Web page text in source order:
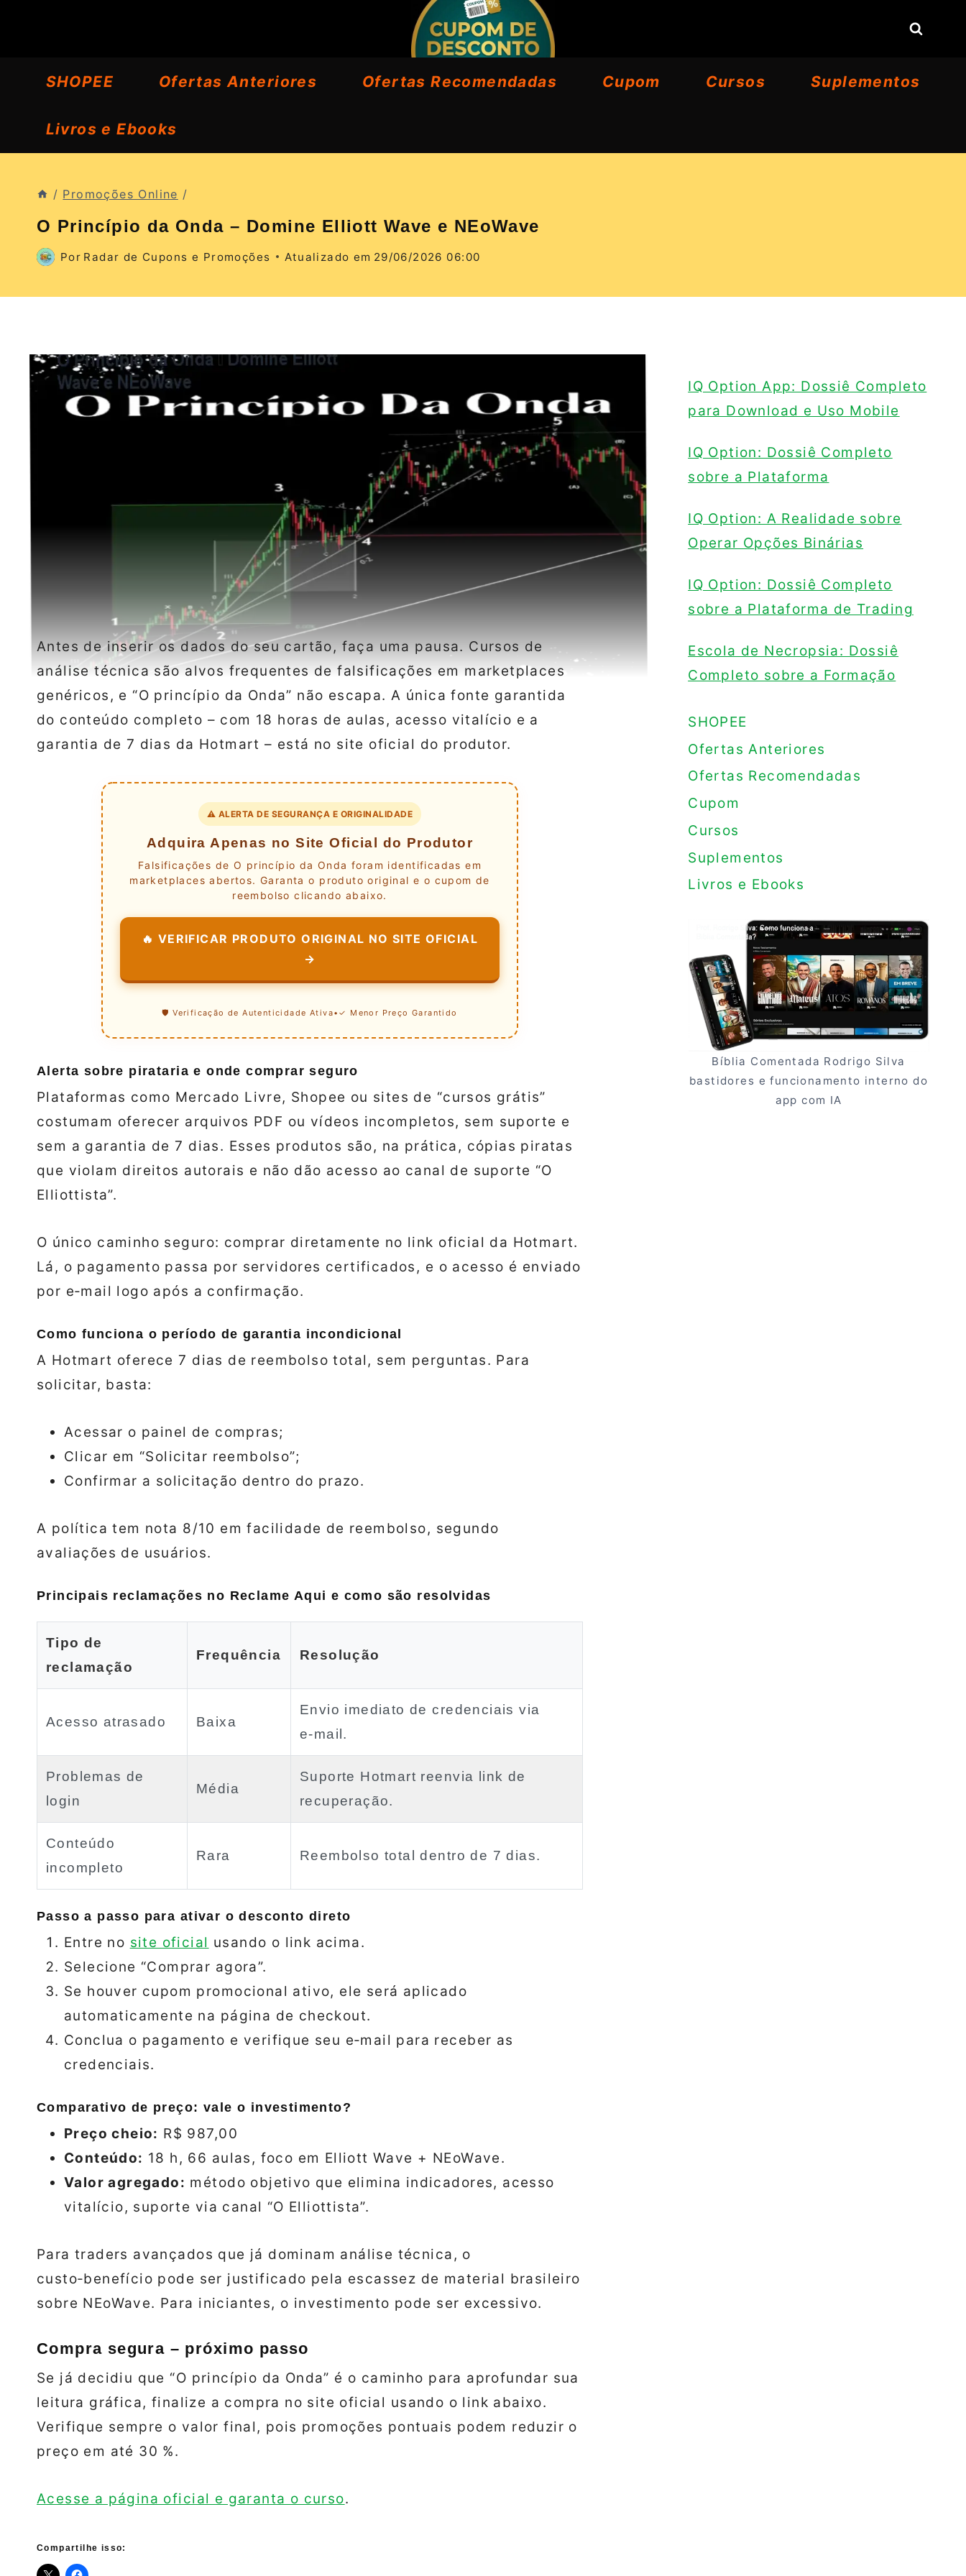
ConteúdoSHOPEE Ofertas Anteriores Ofertas Recomendadas Cupom Cursos Suplementos
Livros e Ebooks
/ Promoções Online /
O Princípio da Onda – Domine Elliott Wave e NEoWave
Por Radar de Cupons e Promoções Atualizado em 29/06/2026 06:00
Antes de inserir os dados do seu cartão, faça uma pausa. Cursos de
análise técnica são alvos frequentes de falsificações em marketplaces
genéricos, e “O princípio da Onda” não escapa. A única fonte garantida
do conteúdo completo – com 18 horas de aulas, acesso vitalício e a
garantia de 7 dias da Hotmart – está no site oficial do produtor.
⚠️ ALERTA DE SEGURANÇA E ORIGINALIDADE
Adquira Apenas no Site Oficial do Produtor
Falsificações de O princípio da Onda foram identificadas em
marketplaces abertos. Garanta o produto original e o cupom de
reembolso clicando abaixo.
🔥 VERIFICAR PRODUTO ORIGINAL NO SITE OFICIAL
→
🛡️ Verificação de Autenticidade Ativa• ✓ Menor Preço Garantido
Alerta sobre pirataria e onde comprar seguro
Plataformas como Mercado Livre, Shopee ou sites de “cursos grátis”
costumam oferecer arquivos PDF ou vídeos incompletos, sem suporte e
sem a garantia de 7 dias. Esses produtos são, na prática, cópias piratas
que violam direitos autorais e não dão acesso ao canal de suporte “O
Elliottista”.
O único caminho seguro: comprar diretamente no link oficial da Hotmart.
Lá, o pagamento passa por servidores certificados, e o acesso é enviado
por e‑mail logo após a confirmação.
Como funciona o período de garantia incondicional
A Hotmart oferece 7 dias de reembolso total, sem perguntas. Para
solicitar, basta:
Acessar o painel de compras;
Clicar em “Solicitar reembolso”;
Confirmar a solicitação dentro do prazo.
A política tem nota 8/10 em facilidade de reembolso, segundo
avaliações de usuários.
Principais reclamações no Reclame Aqui e como são resolvidas
Tipo de
reclamação
Frequência Resolução
Acesso atrasado Baixa
Envio imediato de credenciais via
e‑mail.
Problemas de
login
Média
Suporte Hotmart reenvia link de
recuperação.
Conteúdo
incompleto
Rara Reembolso total dentro de 7 dias.
Passo a passo para ativar o desconto direto
Entre no site oficial usando o link acima.
Selecione “Comprar agora”.
Se houver cupom promocional ativo, ele será aplicado
automaticamente na página de checkout.
Conclua o pagamento e verifique seu e‑mail para receber as
credenciais.
Comparativo de preço: vale o investimento?
Preço cheio: R$ 987,00
Conteúdo: 18 h, 66 aulas, foco em Elliott Wave + NEoWave.
Valor agregado: método objetivo que elimina indicadores, acesso
vitalício, suporte via canal “O Elliottista”.
Para traders avançados que já dominam análise técnica, o
custo‑benefício pode ser justificado pela escassez de material brasileiro
sobre NEoWave. Para iniciantes, o investimento pode ser excessivo.
Compra segura – próximo passo
Se já decidiu que “O princípio da Onda” é o caminho para aprofundar sua
leitura gráfica, finalize a compra no site oficial usando o link abaixo.
Verifique sempre o valor final, pois promoções pontuais podem reduzir o
preço em até 30 %.
Acesse a página oficial e garanta o curso.
Compartilhe isso:
IQ Option App: Dossiê Completo
para Download e Uso Mobile
IQ Option: Dossiê Completo
sobre a Plataforma
IQ Option: A Realidade sobre
Operar Opções Binárias
IQ Option: Dossiê Completo
sobre a Plataforma de Trading
Escola de Necropsia: Dossiê
Completo sobre a Formação
SHOPEE
Ofertas Anteriores
Ofertas Recomendadas
Cupom
Cursos
Suplementos
Livros e Ebooks
Bíblia Comentada Rodrigo Silva
bastidores e funcionamento interno do
app com IA